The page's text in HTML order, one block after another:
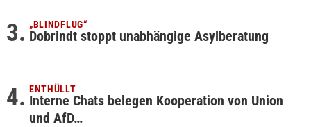
„BLINDFLUG“
Dobrindt stoppt unabhängige Asylberatung
ENTHÜLLT
Interne Chats belegen Kooperation von Union
und AfD…